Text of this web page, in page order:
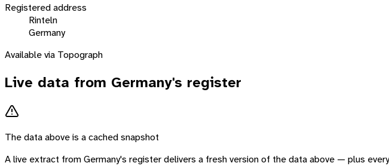
Registered address
Rinteln
Germany
Available via Topograph
Live data from Germany's register
The data above is a cached snapshot
A live extract fromGermany's register delivers a fresh version of the data above — plus